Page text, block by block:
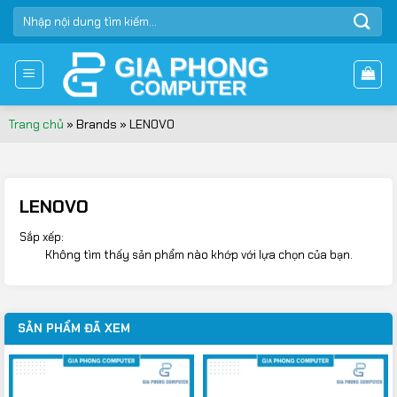
Bỏ
qua
dung
TÌM
KIẾM:
Trang chủ » Brands » LENOVO
LENOVO
Sắp xếp:
Không tìm thấy sản phẩm nào khớp với lựa chọn của bạn.
SẢN PHẨM ĐÃ XEM